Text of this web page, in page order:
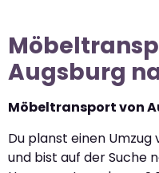
Augsburg
Möbeltransport von
Du planst einen Umzug
und bist auf der Suche